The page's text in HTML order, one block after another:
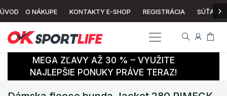
ÚVOD O NÁKUPE KONTAKTY E-SHOP REGISTRÁCIA SÚŤAŽ ›
MEGA ZĽAVY AŽ 30 % – VYUŽITE
NAJLEPŠIE PONUKY PRÁVE TERAZ!